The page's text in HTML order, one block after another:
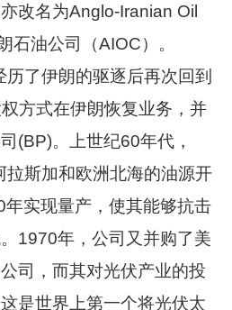
改名为Anglo-Iranian Oil
石油公司（AIOC）。
了伊朗的驱逐后再次回到
方式在伊朗恢复业务，并
(BP)。上世纪60年代，
拉斯加和欧洲北海的油源开
实现量产，使其能够抗击
1970年，公司又并购了美
司，而其对光伏产业的投
是世界上第一个将光伏太